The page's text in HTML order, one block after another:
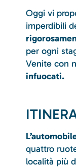
Oggi vi
imperdibili
per ogni
Venite con
infuocati.
quattro
località più